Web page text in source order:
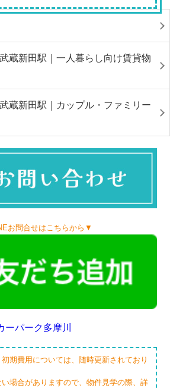
蔵新田駅｜一人暮らし向け賃貸物
蔵新田駅｜カップル・ファミリー
お問合せはこちらから▼
期費用については、随時更新されており
場合がありますので、物件見学の際、詳